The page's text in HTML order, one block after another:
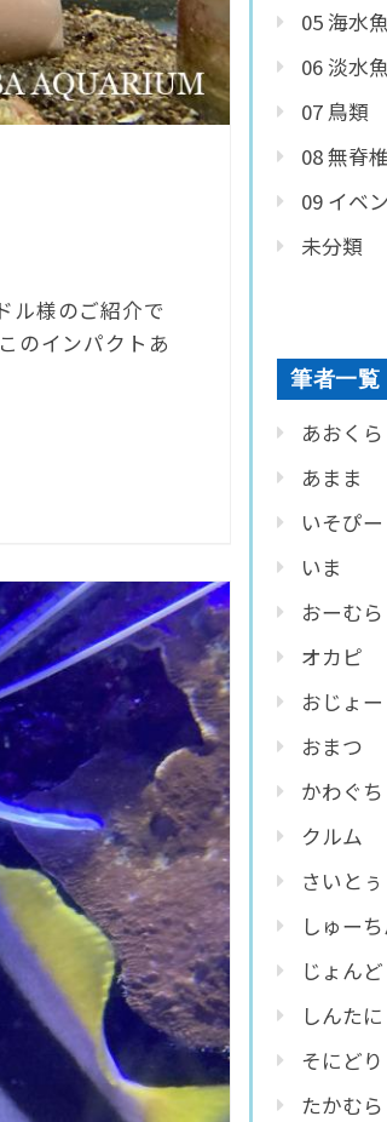
ル様のご紹介で
のインパクトあ
05 海水魚
06 淡水魚
07 鳥類
08 無脊
09 イベ
未分類
筆者一覧
あおくら
あまま
いそぴー
いま
おーむら
オカピ
おじょー
おまつ
かわぐち
クルム
さいとぅ
しゅー
じょんど
しんたに
そにどり
たかむら